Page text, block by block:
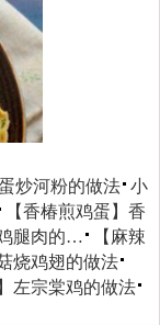
炒河粉的做法 小
【香椿煎鸡蛋】香
腿肉的…
【麻辣
烧鸡翅的做法
左宗棠鸡的做法